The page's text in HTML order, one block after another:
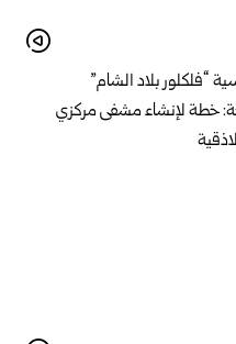
“فلكلور بلاد الشام”